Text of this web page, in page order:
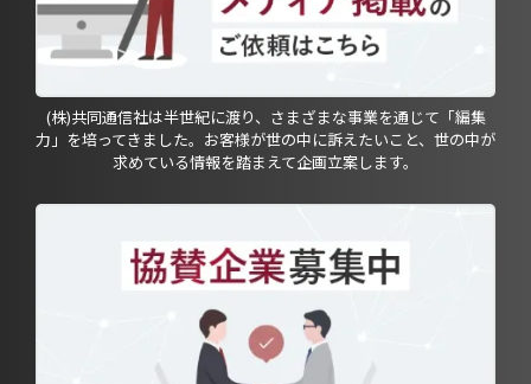
(株)共同通信社は半世紀に渡り、さまざまな事業を通じて「編集
力」を培ってきました。お客様が世の中に訴えたいこと、世の中が
求めている情報を踏まえて企画立案します。